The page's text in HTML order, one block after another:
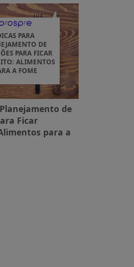
PARA
DE
PARA FICAR
ALIMENTOS
A FOME
de
Ficar
para a